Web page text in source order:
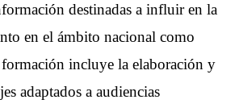
destinadas a influir en la
en el ámbito nacional como
incluye la elaboración y
adaptados a audiencias